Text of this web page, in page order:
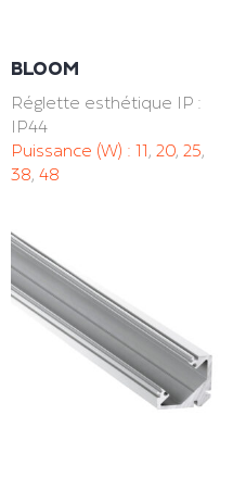
BLOOM
Réglette esthétique IP :
IP44
Puissance (W) : 11, 20, 25,
38, 48